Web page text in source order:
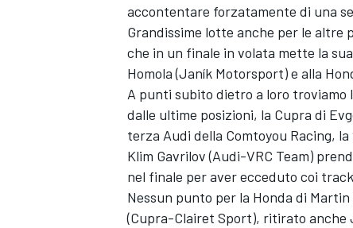
ENDURANCE/GT
accontentare forzatamente di una
Grandissime lotte anche per le altre
che in un finale in volata mette la
Homola (Janík Motorsport) e alla
A punti subito dietro a loro troviamo
dalle ultime posizioni, la Cupra di
terza Audi della Comtoyou Racing,
Klim Gavrilov (Audi-VRC Team)
nel finale per aver ecceduto coi
Nessun punto per la Honda di Martin
(Cupra-Clairet Sport), ritirato anche